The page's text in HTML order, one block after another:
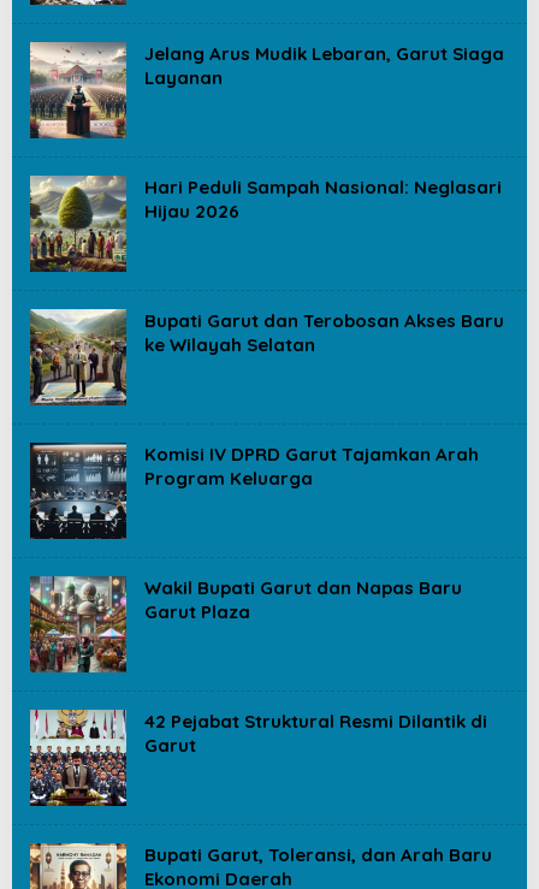
Jelang Arus Mudik Lebaran, Garut Siaga
Layanan
Hari Peduli Sampah Nasional: Neglasari
Hijau 2026
Bupati Garut dan Terobosan Akses Baru
ke Wilayah Selatan
Komisi IV DPRD Garut Tajamkan Arah
Program Keluarga
Wakil Bupati Garut dan Napas Baru
Garut Plaza
42 Pejabat Struktural Resmi Dilantik di
Garut
Bupati Garut, Toleransi, dan Arah Baru
Ekonomi Daerah